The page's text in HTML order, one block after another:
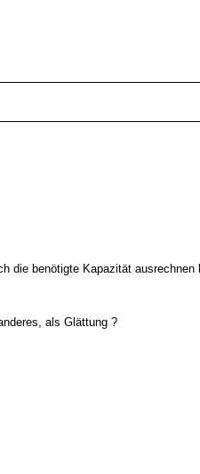
die benötigte Kapazität
als Glättung ?